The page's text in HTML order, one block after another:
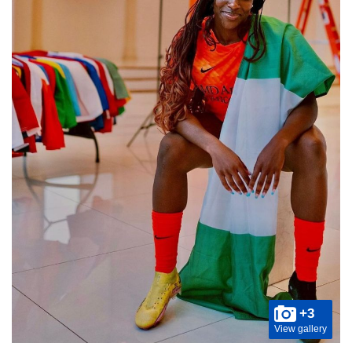
+3
View gallery